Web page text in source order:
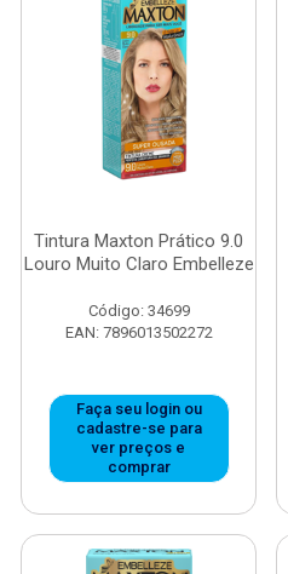
Tintura Maxton Prático 9.0
Louro Muito Claro Embelleze
Código: 34699
EAN: 7896013502272
Faça seu login ou
cadastre-se para
ver preços e
comprar